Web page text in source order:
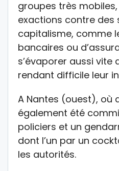
groupes très
exactions contre des
capitalisme, comme
bancaires ou
s’évaporer aussi vite
rendant difficile leur
A Nantes (ouest), où
également été
policiers et un
dont l’un par un
les autorités.